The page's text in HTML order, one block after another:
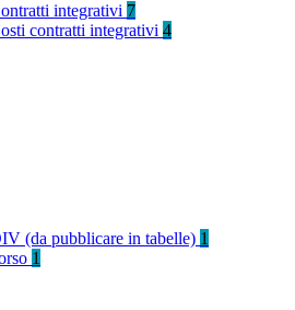
integrativi 7
contratti integrativi 4
(da pubblicare in tabelle) 1
1